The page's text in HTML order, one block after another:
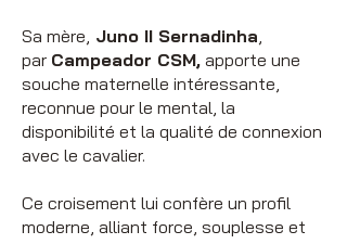
Sa mère, Juno II Sernadinha
par Campeador CSM, apporte une
souche maternelle intéressante,
reconnue pour le mental, la
disponibilité et la qualité de connexion
avec le cavalier.
Ce croisement lui confère un profil
moderne, alliant force, souplesse et